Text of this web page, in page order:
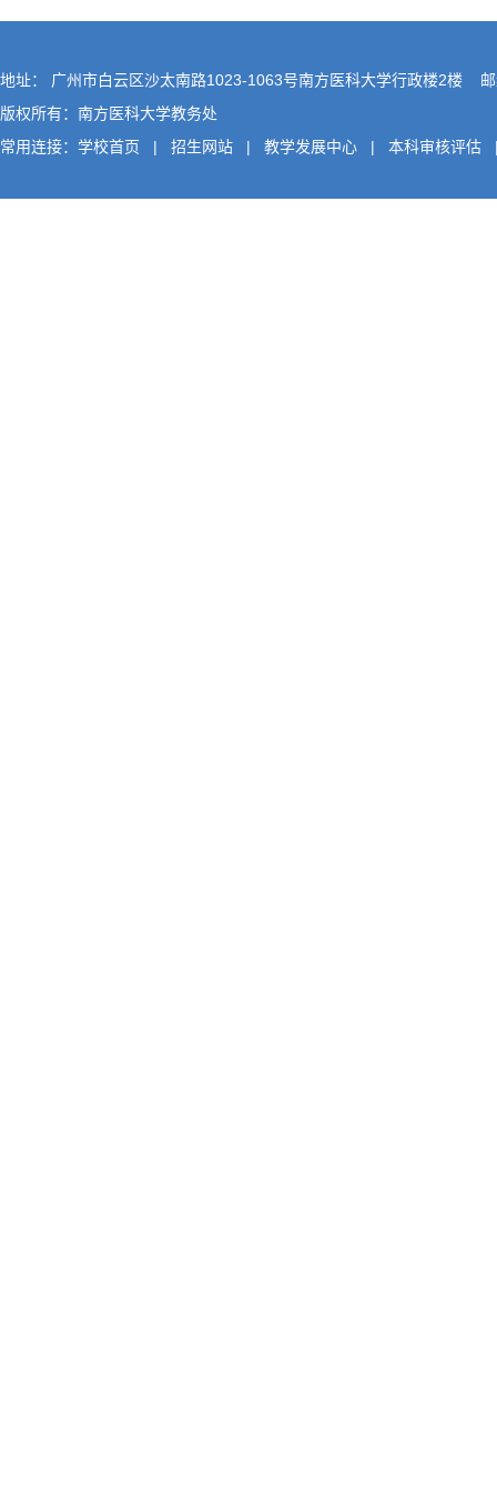
地址： 广州市白云区沙太南路1023-1063号南方医科大学行政楼2楼
版权所有：南方医科大学教务处
常用连接： 学校首页 | 招生网站 | 教学发展中心 | 本科审核评估